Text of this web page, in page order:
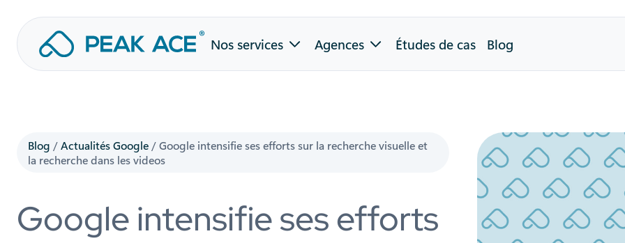
Aller
contenu
Nos services Agences Études de cas Blog
Blog /Actualités Google /Google intensifie ses efforts sur la recherche visuelle et
la recherche dans les videos
Google intensifie ses efforts